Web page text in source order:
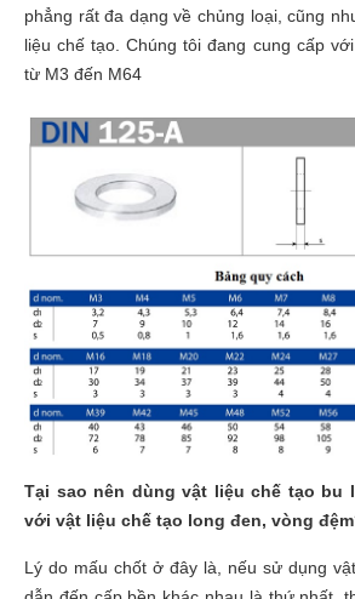
phẳng rất đa dạng về chủng loại, cũng
liệu chế tạo. Chúng tôi đang cung cấp
từ M3 đến M64
Tại sao nên dùng vật liệu chế tạo bu
với vật liệu chế tạo long đen, vòng
Lý do mấu chốt ở đây là, nếu sử dụng